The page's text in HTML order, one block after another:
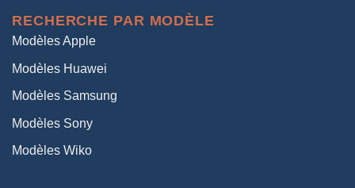
RECHERCHE PAR MODÈLE
Modèles Apple
Modèles Huawei
Modèles Samsung
Modèles Sony
Modèles Wiko